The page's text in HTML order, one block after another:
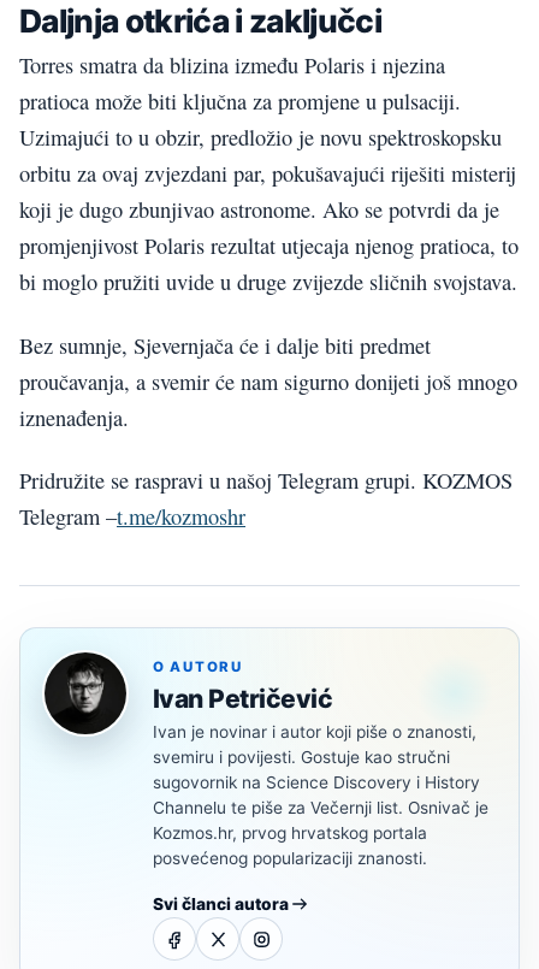
Daljnja otkrića i zaključci
Torres smatra da blizina između Polaris i njezina
pratioca može biti ključna za promjene u pulsaciji.
Uzimajući to u obzir, predložio je novu spektroskopsku
orbitu za ovaj zvjezdani par, pokušavajući riješiti misterij
koji je dugo zbunjivao astronome. Ako se potvrdi da je
promjenjivost Polaris rezultat utjecaja njenog pratioca, to
bi moglo pružiti uvide u druge zvijezde sličnih svojstava.
Bez sumnje, Sjevernjača će i dalje biti predmet
proučavanja, a svemir će nam sigurno donijeti još mnogo
iznenađenja.
Pridružite se raspravi u našoj Telegram grupi. KOZMOS
Telegram –t.me/kozmoshr
O AUTORU
Ivan Petričević
Ivan je novinar i autor koji piše o znanosti,
svemiru i povijesti. Gostuje kao stručni
sugovornik na Science Discovery i History
Channelu te piše za Večernji list. Osnivač je
Kozmos.hr, prvog hrvatskog portala
posvećenog popularizaciji znanosti.
Svi članci autora